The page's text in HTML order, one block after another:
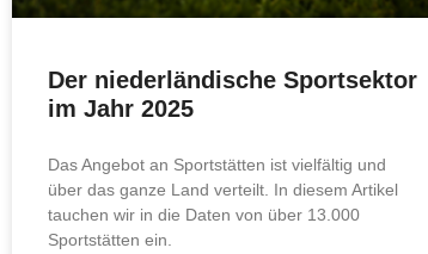
Der niederländische Sportsektor
im Jahr 2025
Das Angebot an Sportstätten ist vielfältig und
über das ganze Land verteilt. In diesem Artikel
tauchen wir in die Daten von über 13.000
Sportstätten ein.